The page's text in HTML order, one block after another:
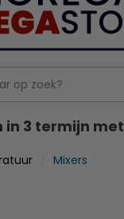
in 3 termijn met
Mixers